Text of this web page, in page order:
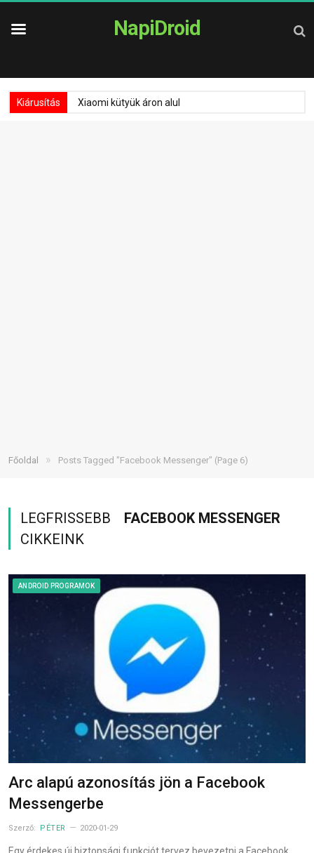
NapiDroid
Kiárusítás Xiaomi kütyük áron alul
Főoldal » Posts Tagged "Facebook Messenger" (Page 6)
LEGFRISSEBB
FACEBOOK MESSENGER
CIKKEINK
ANDROID PROGRAMOK
Arc alapú azonosítás jön a Facebook
Messengerbe
Szerző: PÉTER 2020-01-29